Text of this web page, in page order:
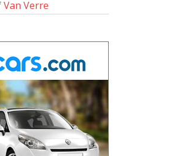
Van Verre